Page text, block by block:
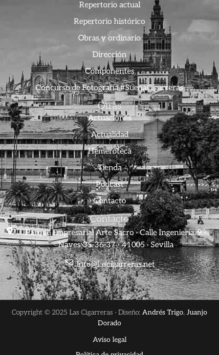
Repertorio actual
Repertorio histórico
Obras y ordinario
Dirección
Componentes
Concurso de Fotografía #SuenaCigarreras
Otras
Actuaciones
Actualidad
Hemeroteca
Tienda
Podcast
Contacto
Contacto
Parque Empresarial Arte Sacro · Calle Ingeniería, 9 ·
Naves 35-36-37 · 41005 · Sevilla
info@lascigarreras.net
Copyright © 2025 Las Cigarreras · Diseño: Andrés Trigo, Juanjo
Dorado
Aviso legal